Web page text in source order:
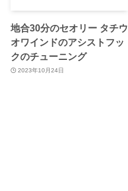
地合30分のセオリー タチウ
オワインドのアシストフッ
クのチューニング
2023年10月24日